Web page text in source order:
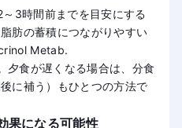
3時間前までを目安にする
肪の蓄積につながりやすい
Metab.
食が遅くなる場合は、分食
に補う）もひとつの方法で
果になる可能性